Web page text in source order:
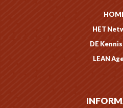
HET
DE
LEAN